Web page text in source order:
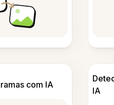
com IA
IA